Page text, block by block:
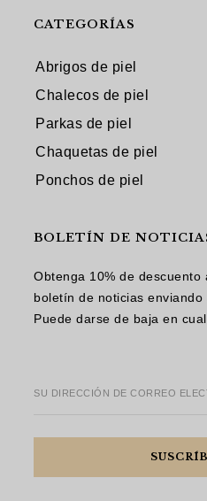
CATEGORÍAS
Abrigos de piel
Chalecos de piel
Parkas de piel
Chaquetas de piel
Ponchos de piel
BOLETÍN DE
Obtenga 10% de
boletín de noticias
Puede darse de baja en
SU DIRECCIÓN DE CORREO